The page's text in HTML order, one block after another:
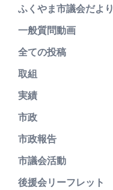
ふくやま市議会だより
一般質問動画
全ての投稿
取組
実績
市政
市政報告
市議会活動
後援会リーフレット